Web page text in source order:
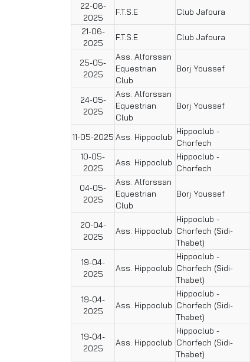
22-06-
2025
F.T.S.E Club Jafoura
21-06-
2025
F.T.S.E Club Jafoura
25-05-
2025
Ass. Alforssan
Equestrian
Club
Borj Youssef
24-05-
2025
Ass. Alforssan
Equestrian
Club
Borj Youssef
11-05-2025 Ass. Hippoclub
Hippoclub -
Chorfech
10-05-
2025
Ass. Hippoclub
Hippoclub -
Chorfech
04-05-
2025
Ass. Alforssan
Equestrian
Club
Borj Youssef
20-04-
2025
Ass. Hippoclub
Hippoclub -
Chorfech (Sidi-
Thabet)
19-04-
2025
Ass. Hippoclub
Hippoclub -
Chorfech (Sidi-
Thabet)
19-04-
2025
Ass. Hippoclub
Hippoclub -
Chorfech (Sidi-
Thabet)
19-04-
2025
Ass. Hippoclub
Hippoclub -
Chorfech (Sidi-
Thabet)